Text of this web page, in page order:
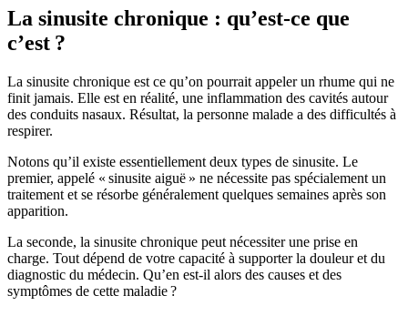
La sinusite chronique : qu’est-ce que
c’est ?
La sinusite chronique est ce qu’on pourrait appeler un rhume qui ne
finit jamais. Elle est en réalité, une inflammation des cavités autour
des conduits nasaux. Résultat, la personne malade a des difficultés à
respirer.
Notons qu’il existe essentiellement deux types de sinusite. Le
premier, appelé « sinusite aiguë » ne nécessite pas spécialement un
traitement et se résorbe généralement quelques semaines après son
apparition.
La seconde, la sinusite chronique peut nécessiter une prise en
charge. Tout dépend de votre capacité à supporter la douleur et du
diagnostic du médecin. Qu’en est-il alors des causes et des
symptômes de cette maladie ?